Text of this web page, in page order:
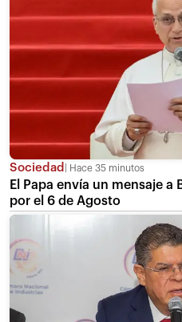
Sociedad Hace 35 minutos
El Papa envía un mensaje a
por el 6 de Agosto